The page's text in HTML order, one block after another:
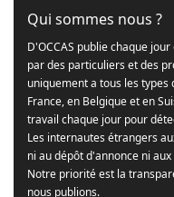
Qui sommes nous ?
D'OCCAS publie chaque
par des particuliers et des
uniquement a tous les types
France, en Belgique et en
travail chaque jour pour
Les internautes étrangers
ni au dépôt d'annonce ni
Notre priorité est la
nous publions.